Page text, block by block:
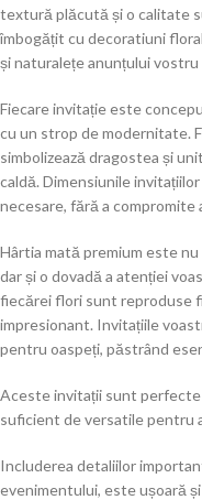
textură plăcută și o calitate
îmbogățit cu decoratiuni
și naturalețe anunțului vostru
Fiecare invitație este
cu un strop de modernitate.
simbolizează dragostea și
caldă. Dimensiunile
necesare, fără a
Hârtia mată premium este
dar și o dovadă a atenției
fiecărei flori sunt reproduse
impresionant. Invitațiile
pentru oaspeți, păstrând
Aceste invitații sunt
suficient de versatile pentru
Includerea detaliilor
evenimentului, este ușoară